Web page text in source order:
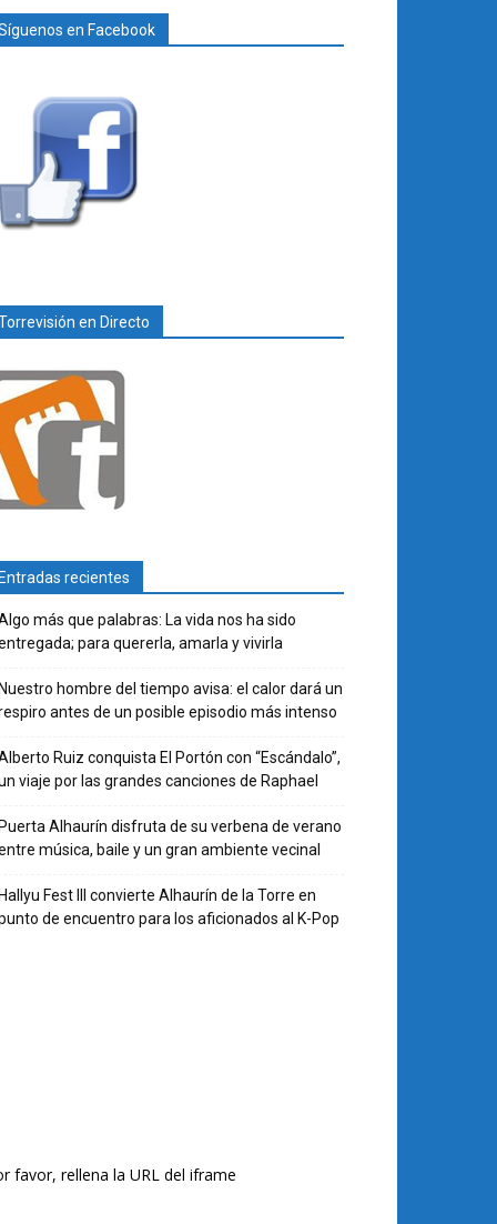
en Facebook
en Directo
recientes
más que palabras: La vida nos ha sido
para quererla, amarla y vivirla
hombre del tiempo avisa: el calor dará un
antes de un posible episodio más intenso
Ruiz conquista El Portón con “Escándalo”,
viaje por las grandes canciones de Raphael
Alhaurín disfruta de su verbena de verano
música, baile y un gran ambiente vecinal
Fest III convierte Alhaurín de la Torre en
de encuentro para los aficionados al K-Pop
favor, rellena la URL del iframe